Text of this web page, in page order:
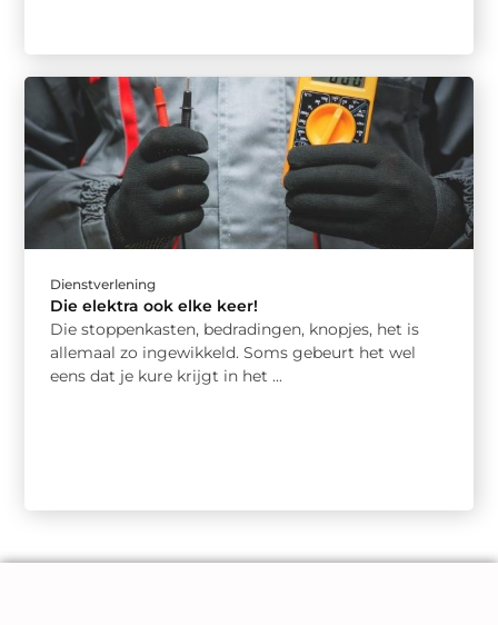
Dienstverlening
Die elektra ook elke keer!
Die stoppenkasten, bedradingen, knopjes, het is
allemaal zo ingewikkeld. Soms gebeurt het wel
eens dat je kure krijgt in het ...